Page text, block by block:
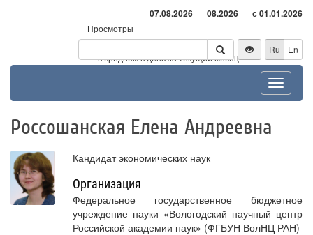
07.08.2026 08.2026 с 01.01.2026
Просмотры
Посетители
* - в среднем в день за текущий месяц
Ru En
Toggle
Россошанская Елена Андреевна
Кандидат экономических наук
Организация
Федеральное государственное бюджетное
учреждение науки «Вологодский научный центр
Российской академии наук» (ФГБУН ВолНЦ РАН)